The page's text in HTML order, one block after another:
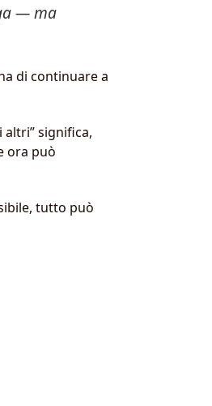
— ma
di continuare a
altri” significa,
ora può
tutto può